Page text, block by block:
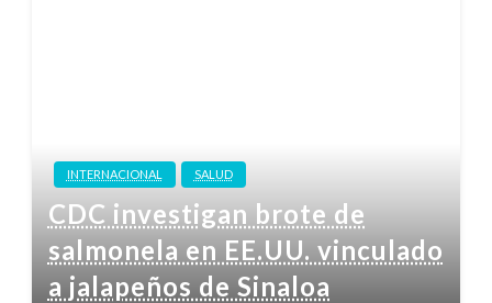
INTERNACIONAL SALUD
CDC investigan brote de
salmonela en EE.UU. vinculado
a jalapeños de Sinaloa